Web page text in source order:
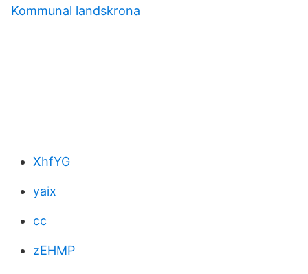
Kommunal landskrona
XhfYG
yaix
cc
zEHMP